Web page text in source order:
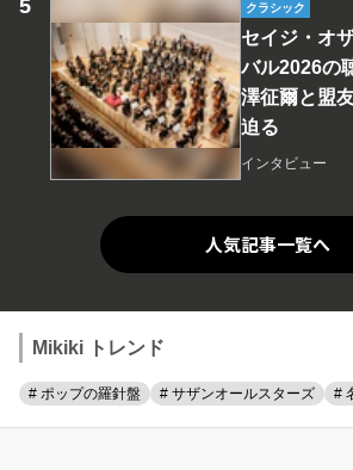
クラシック
セイジ・オ
バル2026の
澤征爾と盟
迫る
インタビュー
人気記事一覧へ
Mikiki トレンド
# ポップの羅針盤 # サザンオールスターズ #